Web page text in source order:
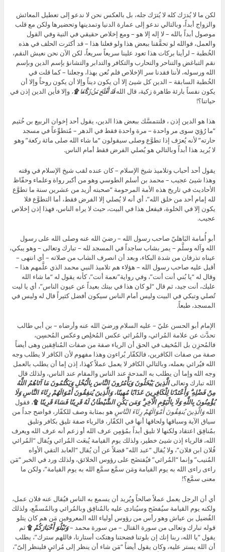
لكن ما لا يُدرَك كله لا يُترَك جله، بل بالعكس نحن لا ندعو إلى تعطيل المعائش
والزواج أبداً، وبالتالي ندعو إلى عمارة الدنيا وتمدينها وتحضيرها ولكن مع قلب
موصول أبداً بالله – لا إله إلا هو – ومع إخلاص حقيقي في النية وفي القول
والعمل، فوالله لو تحقَّقنا ببعض هذا ولو فعلنا هذا – قد أكثرت الحلف في هذه
الخُطبة – لرأينا بركات هذا تعود علينا سريعاً سريعاً، لكن الآن نحن نعيش النقم،
نقم التباغض والتناحر والتحارب والتكافر والتدابر والتشانؤ بإسم الدين وبإسم
الله ورسوله، لأننا فقدنا سر الإخلاص فلم نُعن بهذا، وجعلنا – كما قلت في
الخُطبة السابقة – الدين كل شيئ إلا أن يكون ديناً وإلا أن يكون روحاً وإلا أن
يكون نفساً بارئة طاهرة زكية، قال اللهقَدْ أَفْلَحَ مَنْ زَكَّاهَا ۩، وإلا فأين الدين إذن في
حياتنا؟!
هذا هو الدين إذن ، فلنتمسَّك ببعض هذا الدين، يقول أحد إخوان الربيع بن خُثيم
“ما رُؤيَ سوى مر واحدة – مرة واحدة فقط في الدهر – مُتطوِّعاً في مسجد
حارته” لأنه يُعرَف إذا تطوَّع وصلى سيقولون “ما شاء الله صلى مائة ركعة” وهو
لا يُريد هذا أبداً وبالتالي هو يُصلي الفرض فقط أمام الناس.
يقول أحد أحباب وتلاميذ شيخ الإسلام – كان عنده لقب شيخ الإسلام في وقته
وهذا شيئ عجيب – محمد بن أسلم الطوسي وهو من أكبر رواة وعلماء وحفّاظ
الأحاديث في تاريخ هذه الأمة المرحومة “صحبته أزيد من عشرين سنة ما تطوَّع
لله إمام أحد من خلق الله”، أي أنه لا يُصلي إلا الفرض فقط، أما التطوَّع فلا
يكون إلا في الخلوة، فيفعل هذا في البيت، حيث لا يراه الناس، فهذا إذن إخلاص
عجيب.
أبو أُمامة البَاهليّ صاحب رسول الله – رضيَ الله عنه وصلى الله على رسول
الله وآله وسلَّم – يمر بشاب ساجداً في المسجد لله – تبارك وتعالى – وهو يبكي،
عيناه تذرفان من شدة البكاء، وبعد أن انصرف الشاب من صلاته – أي انتهى –
أقبل عليه صاحب رسول الله – هؤلاء هم تلاميذ النبي محمد الذي علَّمهم هذا –
وقال له “يا بُني أنت أنت”، وفي رواية”نعمة أنت”، كأنه يقول له “ما شاء الله
عليك، أنت جيد، ثم قال “لو كان هذا في بيتك بعيداً عن عيون الناس”، أي يا ليت
تُصلي وتبكي في البيت وليس أمام الناس سيكون أفضل كثيراً قال له وليس في
المسجد، طبعاً.
الإمام أبو الحسن عليّ – عليه السلام ورضيَ الله عنه وأرضاه – بن أبي طالب
تحدَّث عن علامة المُرائي، والمُرائي عكس المُخلِص وعكس المُحسِن،
فالمُحزِن بل المُخيف في الحق أن الرياء صفة من صفات المُنافِقين وهى أيضاً
صفة من صفات الكافرين، فالكفّار يُراءون وهذا مفهوم لأن الكافر لا يطلب وجه
الله فيُرائي بعمله، وبالتالي الكافر لا يعمل عملاً كهذا، إذن إما أن يطلب بالعمل
وجه الله وإما أن يطلب به المدحة عند الناس والمقام عند الناس، ولذلك قال
الله تبارك وتعالى الَّذِينَ يَبْخَلُونَ وَيَأْمُرُونَ النَّاسَ بِالْبُخْلِ وَيَكْتُمُونَ مَا آتَاهُمُ اللَّهُ
مِنْ فَضْلِهِ ۗ وَأَعْتَدْنَا لِلْكَافِرِينَ عَذَابًا مُهِينًا، وَالَّذِينَ يُنفِقُونَ أَمْوَالَهُمْ رِئَاءَ النَّاسِ وَلَا
يُؤْمِنُونَ بِاللَّهِ وَلَا بِالْيَوْمِ الْآخِرِ ۗ وَمَن يَكُنِ الشَّيْطَانُ لَهُ قَرِينًا فَسَاءَ قَرِينًا ۩، فقول
اللهوَالَّذِينَ يُنفِقُونَ أَمْوَالَهُمْ رِئَاءَ النَّاسِ هو بمثابة وصف للكفّار، فواضح جداً من
سياق الآية وسباقها ولحاقها أنها في الكفّار، فالرياء صفة تليق بكافر وتليق
بمُنافِق اعتقاد ولكنها لا تليق أبداً بمُؤمِن عرف الله أو زعم أنه عرف الله ويعرف
الله، فالرياء إذن شيئ خطير، ولذلك يوم القيامة يُبعَث المُرائي ويُقال “المُرائي
فُلان ابن فلان”، ولا يُقال “عبد الله” فضلاً عن أن يُقال “العابد التقي الأواه
المُنيب” وإنما “المُرائي” فيُفتضَح على رؤوس الخلائق، ولذلك ورد في الخبر “مَن
راءى راءى الله به يوم القيامة ومَن سمَّع سمَّع الله به يوم القيامة”، ولكن ما
معنى سمَّع؟!
أي أن الرجل يعمل عملاً صالحاً ويُريد أن يسمع به الناس فيُقال عنه فلان عمل،
ولكنه يوم القيامة سيُفضَح وسيُنادى عليه بالمُنافِق وبالمُرائي وبالمُسمِّع، ولذلك
الفُضيل بن عياش وهو رأس من رؤوس أولياء الله المعروفين مَن هم كان يتلو
قوله تبارك وتعالى من سورة القتال – من سورة محمد –وَنَبْلُوَ أَخْبَارَكُمْ ۩ثم
يقول “يا الله، ربنا إنك إن بلوتنا فضحتنا وهتكت أستارنا، فاللهم سترك”، يطلب
أن الله يستر عليه، وكان يقول أيضاً “مَن شاء أن ينظر إلى مُرائيٍ فلينظر إلىّ”،